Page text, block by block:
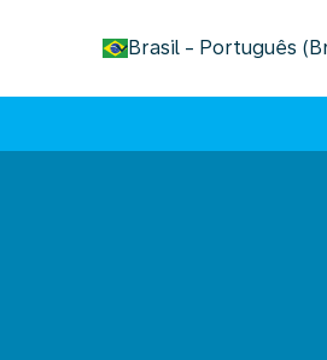
Brasil - Português
keyboard_arrow_down